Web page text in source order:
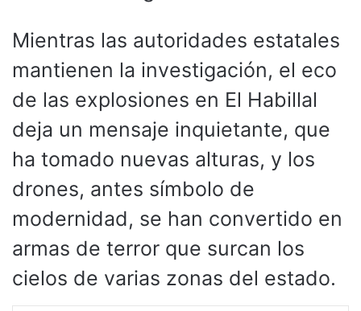
Mientras las autoridades estatales
mantienen la investigación, el eco
de las explosiones en El Habillal
deja un mensaje inquietante, que
ha tomado nuevas alturas, y los
drones, antes símbolo de
modernidad, se han convertido en
armas de terror que surcan los
cielos de varias zonas del estado.